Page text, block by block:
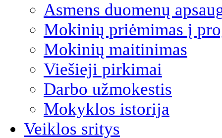
Asmens duomenų
Mokinių priėmimas į
Mokinių maitinimas
Viešieji pirkimai
Darbo užmokestis
Mokyklos istorija
Veiklos sritys